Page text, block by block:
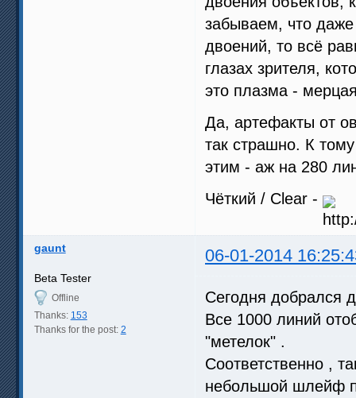
забываем, что
двоений, то всё
глазах зрителя,
это плазма -
Да, артефакты от
так страшно. К
этим - аж на 280
Чёткий / Clear -
gaunt 06-01-2014
Beta Tester
Offline
Thanks: 153
Thanks for the post: 2
Сегодня добрался
Все 1000 линий
"метелок" .
Соответственно ,
небольшой шлейф